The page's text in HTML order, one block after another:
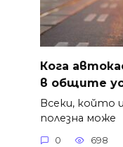
Кога
в общите
Всеки, който
полезна може
0 698